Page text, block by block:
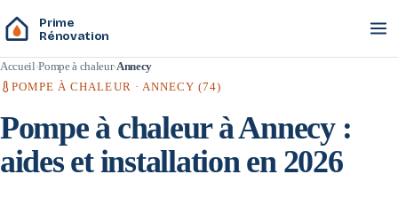
Prime
Rénovation
Accueil Pompe à chaleur Annecy
POMPE À CHALEUR · ANNECY (74)
Pompe à chaleur àAnnecy:
aides et installation en 2026